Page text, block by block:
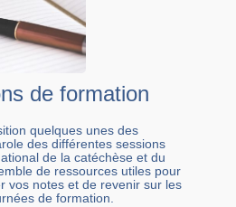
de formation
quelques unes des
des différentes sessions
de la catéchèse et du
de ressources utiles pour
vos notes et de revenir sur les
de formation.